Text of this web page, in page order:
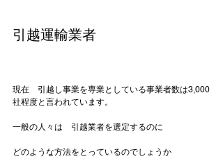
引越運輸業者
現在　引越し事業を専業としている事業者数は3,000
社程度と言われています。
一般の人々は　引越業者を選定するのに
どのような方法をとっているのでしょうか